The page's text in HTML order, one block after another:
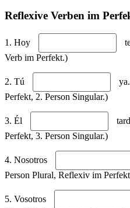
Reflexive Verben im
1. Hoy
Verb im Perfekt.)
2. Tú
Perfekt, 2. Person Singular.)
3. Él
Perfekt, 3. Person Singular.)
4. Nosotros
Person Plural, Reflexiv im
5. Vosotros